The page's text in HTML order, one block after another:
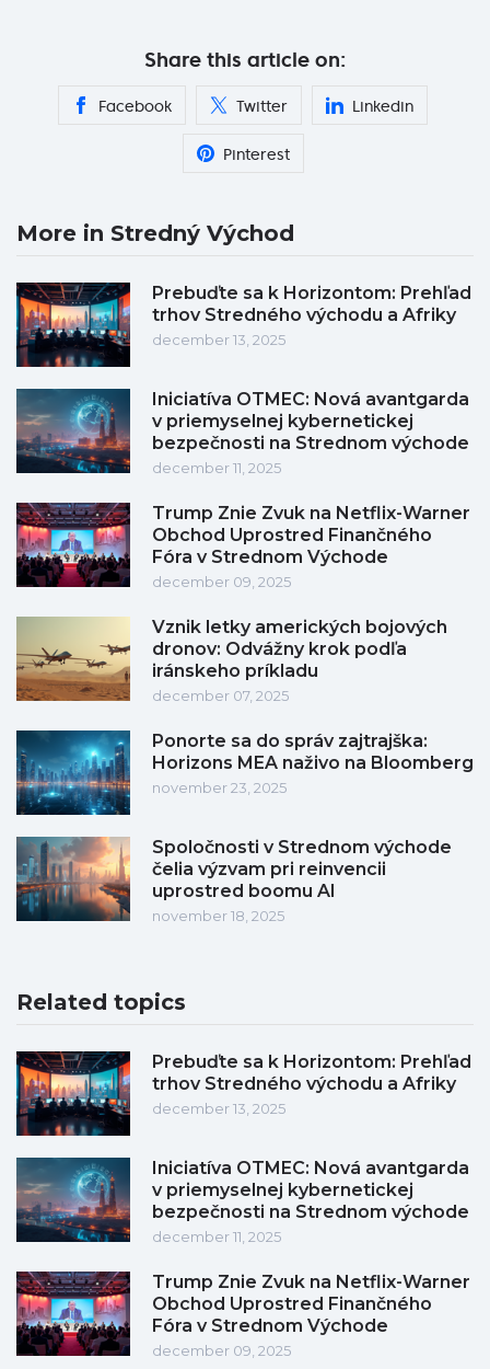
Share this article on:
Facebook Twitter Linkedin
Pinterest
More in Stredný Východ
Prebuďte sa k Horizontom: Prehľad
trhov Stredného východu a Afriky
december 13, 2025
Iniciatíva OTMEC: Nová avantgarda
v priemyselnej kybernetickej
bezpečnosti na Strednom východe
december 11, 2025
Trump Znie Zvuk na Netflix-Warner
Obchod Uprostred Finančného
Fóra v Strednom Východe
december 09, 2025
Vznik letky amerických bojových
dronov: Odvážny krok podľa
iránskeho príkladu
december 07, 2025
Ponorte sa do správ zajtrajška:
Horizons MEA naživo na Bloomberg
november 23, 2025
Spoločnosti v Strednom východe
čelia výzvam pri reinvencii
uprostred boomu AI
november 18, 2025
Related topics
Prebuďte sa k Horizontom: Prehľad
trhov Stredného východu a Afriky
december 13, 2025
Iniciatíva OTMEC: Nová avantgarda
v priemyselnej kybernetickej
bezpečnosti na Strednom východe
december 11, 2025
Trump Znie Zvuk na Netflix-Warner
Obchod Uprostred Finančného
Fóra v Strednom Východe
december 09, 2025